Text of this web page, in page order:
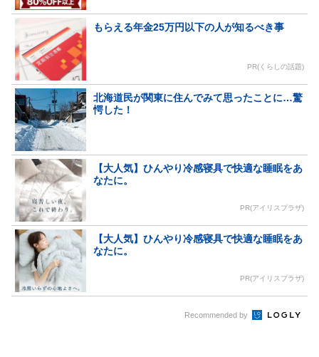
もらえる年金25万円以下の人が知るべき事
PR(くらしの話題)
北海道民が関東に住んでみて思ったことに…驚
愕した！
【大人気】ひんやり冷感寝具で快適な睡眠をあ
なたに。
PR(アイリスプラザ)
【大人気】ひんやり冷感寝具で快適な睡眠をあ
なたに。
PR(アイリスプラザ)
Recommended by